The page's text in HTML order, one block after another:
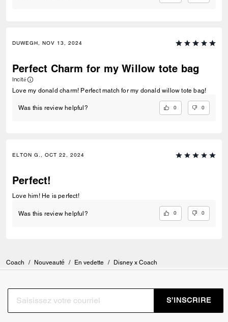
DUWEGH, NOV 13, 2024
Perfect Charm for my Willow tote bag
Incité
Love my donald charm! Perfect match for my donald willow tote bag!
Was this review helpful? 0 0
ELTON G., OCT 22, 2024
Perfect!
Love him! He is perfect!
Was this review helpful? 0 0
Coach / Nouveauté / En vedette / Disney x Coach
S’INSCRIRE